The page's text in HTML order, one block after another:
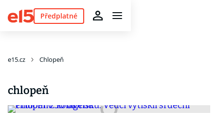
Předplatné
e15.cz Chlopeň
chlopeň